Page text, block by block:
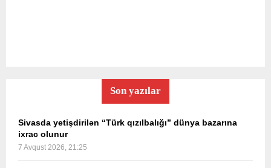
Son yazılar
Sivasda yetişdirilən “Türk qızılbalığı” dünya bazarına
ixrac olunur
7 Avqust 2026, 21:25